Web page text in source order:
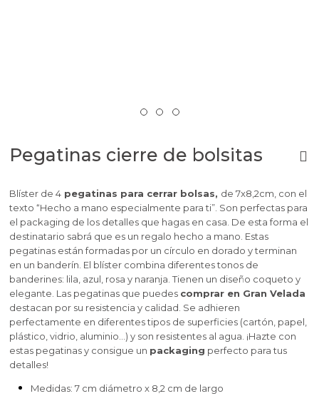
Pegatinas cierre de bolsitas
Blíster de 4pegatinas para cerrar bolsas, de 7x8,2cm, con el
texto “Hecho a mano especialmente para ti”. Son perfectas para
el packaging de los detalles que hagas en casa. De esta forma el
destinatario sabrá que es un regalo hecho a mano. Estas
pegatinas están formadas por un círculo en dorado y terminan
en un banderín. El blíster combina diferentes tonos de
banderines: lila, azul, rosa y naranja. Tienen un diseño coqueto y
elegante. Las pegatinas que puedes comprar en Gran Velada
destacan por su resistencia y calidad. Se adhieren
perfectamente en diferentes tipos de superficies(cartón, papel,
plástico, vidrio, aluminio…) y son resistentes al agua. ¡Hazte con
estas pegatinas y consigue un packaging perfecto para tus
detalles!
Medidas: 7 cm diámetro x 8,2 cm de largo